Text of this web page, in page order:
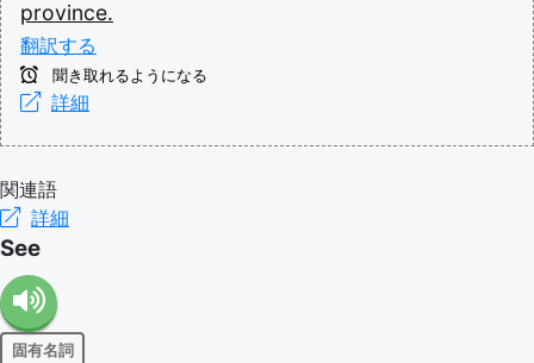
province.
翻訳する
聞き取れるようになる
詳細
関連語
詳細
See
固有名詞